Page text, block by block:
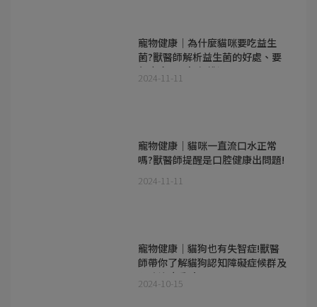
寵物健康｜為什麼貓咪要吃益生
菌?獸醫師解析益生菌的好處、要
怎麼吃以及如何挑選
2024-11-11
寵物健康｜貓咪一直流口水正常
嗎?獸醫師提醒是口腔健康出問題!
2024-11-11
寵物健康｜貓狗也有失智症!獸醫
師帶你了解貓狗認知障礙症候群及
預防治療重點
2024-10-15